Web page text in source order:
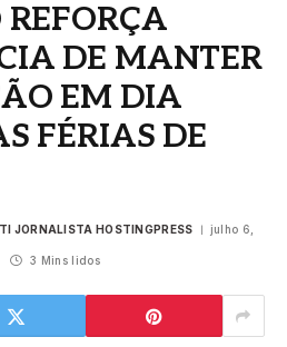
DE MANTER
EM DIA
FÉRIAS DE
JORNALISTA HOSTINGPRESS julho 6,
3 Mins lidos